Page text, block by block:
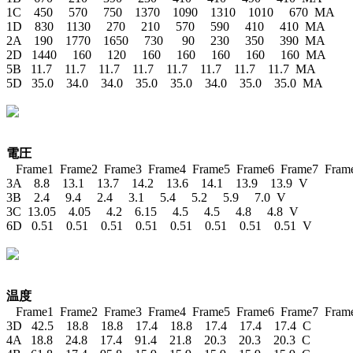
1C    450     570     750    1370    1090    1310    1010     670  MA
1D    830    1130     270     210     570     590     410     410  MA
2A    190    1770    1650     730      90     230     350     390  MA
2D   1440     160     120     160     160     160     160     160  MA
5B   11.7    11.7    11.7    11.7    11.7    11.7    11.7    11.7  MA
5D   35.0    34.0    34.0    35.0    35.0    34.0    35.0    35.0  MA
電圧
Frame1  Frame2  Frame3  Frame4  Frame5  Frame6  Frame7
3A    8.8    13.1    13.7    14.2    13.6    14.1    13.9    13.9  V
3B    2.4     9.4     2.4     3.1     5.4     5.2     5.9     7.0  V
3C  13.05    4.05     4.2    6.15     4.5     4.5     4.8     4.8  V
6D   0.51    0.51    0.51    0.51    0.51    0.51    0.51    0.51  V
温度
Frame1  Frame2  Frame3  Frame4  Frame5  Frame6  Frame7
3D   42.5    18.8    18.8    17.4    18.8    17.4    17.4    17.4  C
4A   18.8    24.8    17.4    91.4    21.8    20.3    20.3    20.3  C